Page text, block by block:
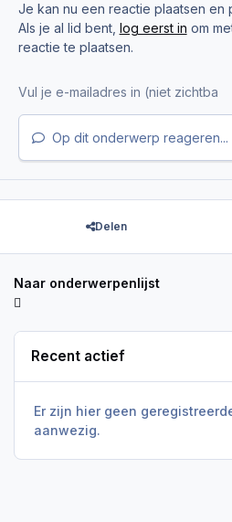
Je kan nu een reactie plaatsen en
Als je al lid bent, log eerst in om
reactie te plaatsen.
Op dit onderwerp reageren...
Delen
Naar onderwerpenlijst
Recent actief
Er zijn hier geen
aanwezig.